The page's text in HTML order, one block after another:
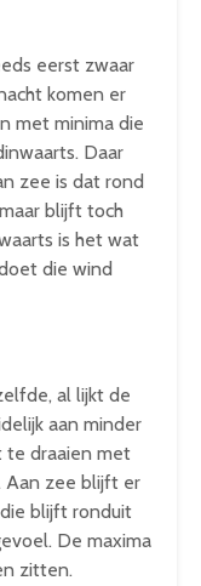
eerst zwaar
komen er
met minima die
Daar
zee is dat rond
blijft toch
is het wat
die wind
al lijkt de
aan minder
te draaien met
Aan zee blijft er
blijft ronduit
De maxima
zitten.